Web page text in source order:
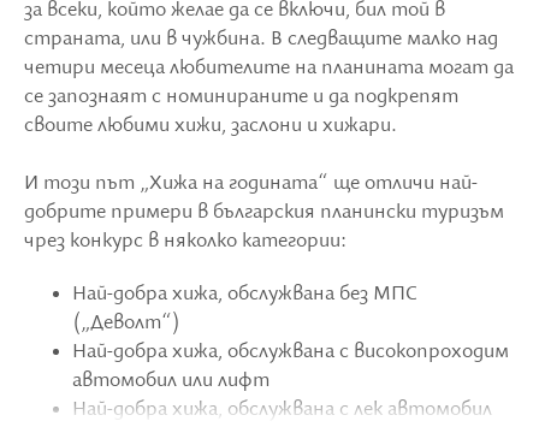
за всеки, който желае да се включи, бил той в
страната, или в чужбина. В следващите малко над
четири месеца любителите на планината могат да
се запознаят с номинираните и да подкрепят
своите любими хижи, заслони и хижари.
И този път „Хижа на годината“ ще отличи най-
добрите примери в българския планински туризъм
чрез конкурс в няколко категории:
Най-добра хижа, обслужвана без МПС
(„Деволт“)
Най-добра хижа, обслужвана с високопроходим
автомобил или лифт
Най-добра хижа, обслужвана с лек автомобил